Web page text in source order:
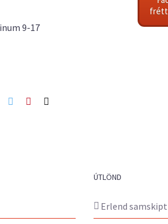
9-17
Facebook
TwitterPinterest
ÚTLÖND
Erlend